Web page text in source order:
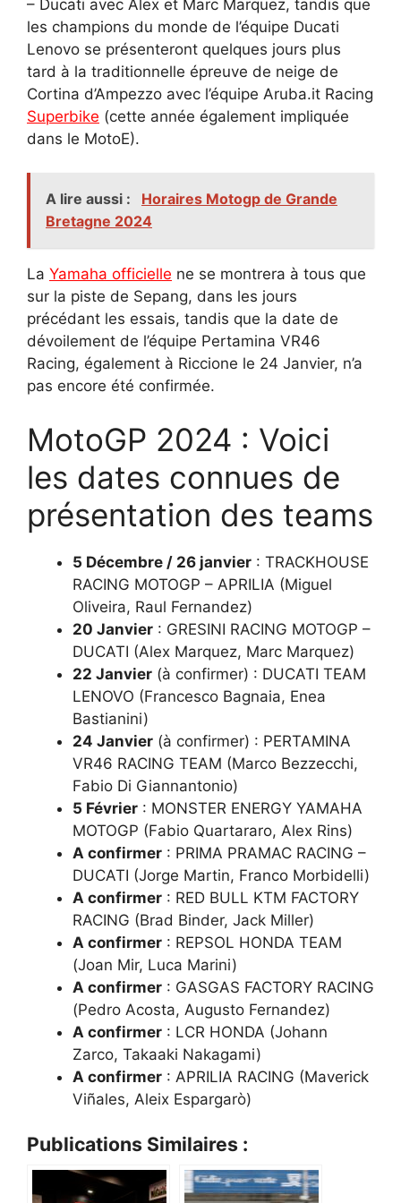
– Ducati avec Alex et Marc Marquez, tandis que
les champions du monde de l’équipe Ducati
Lenovo se présenteront quelques jours plus
tard à la traditionnelle épreuve de neige de
Cortina d’Ampezzo avec l’équipe Aruba.it Racing
Superbike (cette année également impliquée
dans le MotoE).
A lire aussi :
Horaires Motogp de Grande
Bretagne 2024
La Yamaha officielle ne se montrera à tous que
sur la piste de Sepang, dans les jours
précédant les essais, tandis que la date de
dévoilement de l’équipe Pertamina VR46
Racing, également à Riccione le 24 Janvier, n’a
pas encore été confirmée.
MotoGP 2024 : Voici
les dates connues de
présentation des teams
5 Décembre / 26 janvier : TRACKHOUSE
RACING MOTOGP – APRILIA (Miguel
Oliveira, Raul Fernandez)
20 Janvier : GRESINI RACING MOTOGP –
DUCATI (Alex Marquez, Marc Marquez)
22 Janvier (à confirmer) : DUCATI TEAM
LENOVO (Francesco Bagnaia, Enea
Bastianini)
24 Janvier (à confirmer) : PERTAMINA
VR46 RACING TEAM (Marco Bezzecchi,
Fabio Di Giannantonio)
5 Février : MONSTER ENERGY YAMAHA
MOTOGP (Fabio Quartararo, Alex Rins)
A confirmer : PRIMA PRAMAC RACING –
DUCATI (Jorge Martin, Franco Morbidelli)
A confirmer : RED BULL KTM FACTORY
RACING (Brad Binder, Jack Miller)
A confirmer : REPSOL HONDA TEAM
(Joan Mir, Luca Marini)
A confirmer : GASGAS FACTORY RACING
(Pedro Acosta, Augusto Fernandez)
A confirmer : LCR HONDA (Johann
Zarco, Takaaki Nakagami)
A confirmer : APRILIA RACING (Maverick
Viñales, Aleix Espargarò)
Publications Similaires :